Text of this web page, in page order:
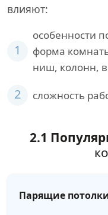
влияют:
1
особенности
форма
ниш, колонн,
2 сложность
2.1
Парящие